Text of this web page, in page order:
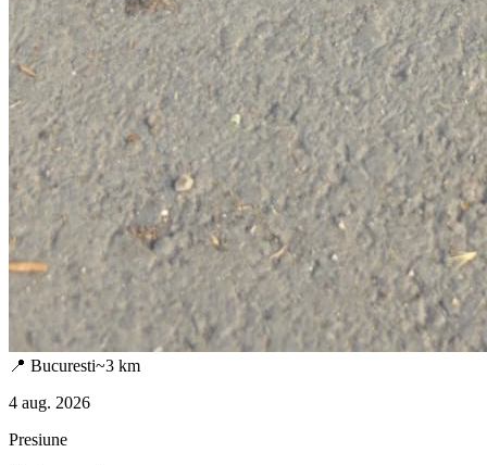
📍 Bucuresti~3 km
4 aug. 2026
Presiune